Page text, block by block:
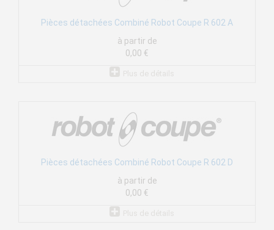
Pièces détachées Combiné Robot Coupe R 602 A
à partir de
0,00 €
Pièces détachées Combiné Robot Coupe R 602 D
à partir de
0,00 €